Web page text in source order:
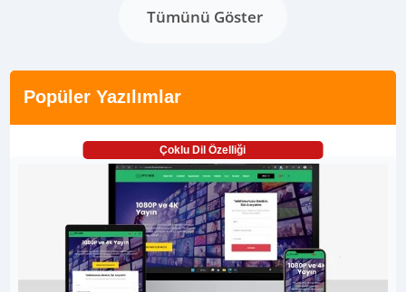
Tümünü Göster
Popüler Yazılımlar
Çoklu Dil Özelliği